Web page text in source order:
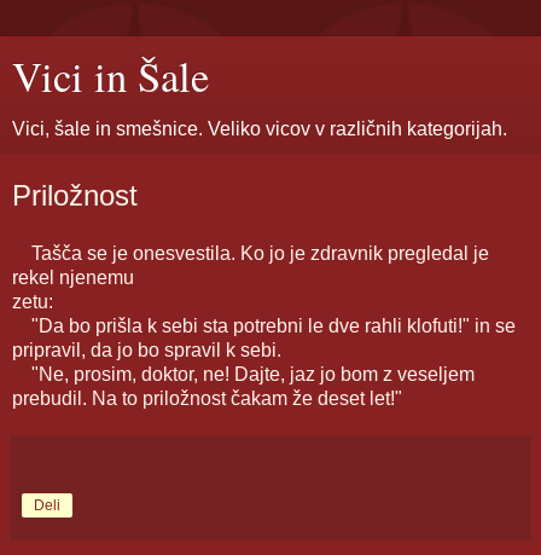
Vici in Šale
Vici, šale in smešnice. Veliko vicov v različnih kategorijah.
Priložnost
Tašča se je onesvestila. Ko jo je zdravnik pregledal je
rekel njenemu
zetu:
"Da bo prišla k sebi sta potrebni le dve rahli klofuti!" in se
pripravil, da jo bo spravil k sebi.
"Ne, prosim, doktor, ne! Dajte, jaz jo bom z veseljem
prebudil. Na to priložnost čakam že deset let!"
Deli